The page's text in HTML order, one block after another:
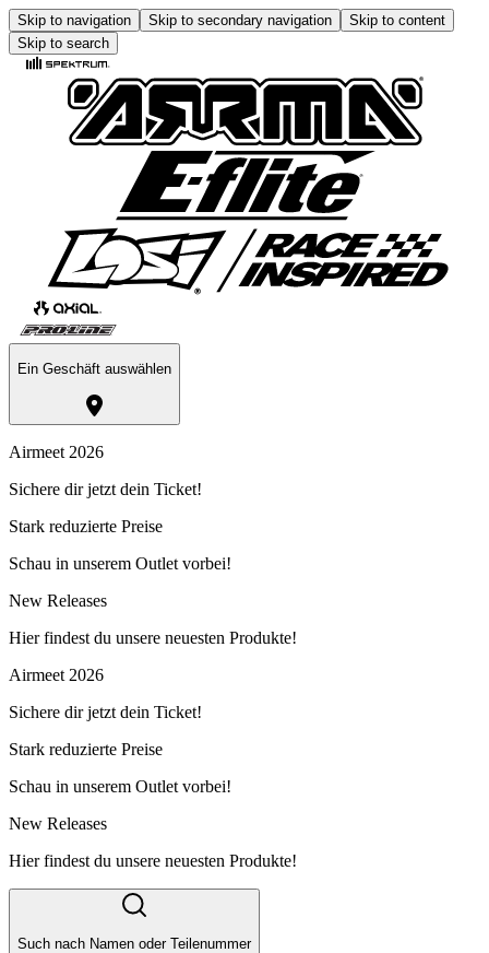
Skip to navigation Skip to secondary navigation
Skip to content
Skip to search
Ein Geschäft auswählen
Airmeet 2026
Sichere dir jetzt dein Ticket!
Stark reduzierte Preise
Schau in unserem Outlet vorbei!
New Releases
Hier findest du unsere neuesten Produkte!
Airmeet 2026
Sichere dir jetzt dein Ticket!
Stark reduzierte Preise
Schau in unserem Outlet vorbei!
New Releases
Hier findest du unsere neuesten Produkte!
Such nach Namen oder Teilenummer